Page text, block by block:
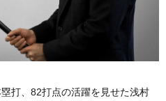
打、82打点の活躍を見せた浅村